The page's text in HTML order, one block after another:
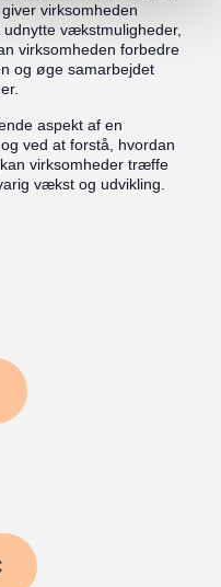
virksomheden
vækstmuligheder,
virksomheden forbedre
og øge samarbejdet
aspekt af en
ved at forstå, hvordan
virksomheder træffe
vækst og udvikling.